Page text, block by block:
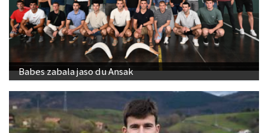
Babes zabala jaso du Ansak